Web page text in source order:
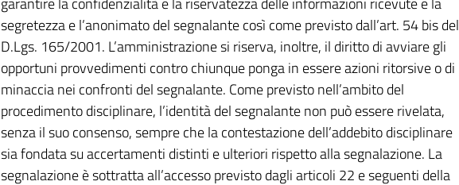
segretezza e l’anonimato del segnalante così come previsto dall’art. 54 bis del
D.Lgs. 165/2001. L’amministrazione si riserva, inoltre, il diritto di avviare gli
opportuni provvedimenti contro chiunque ponga in essere azioni ritorsive o di
minaccia nei confronti del segnalante. Come previsto nell’ambito del
procedimento disciplinare, l’identità del segnalante non può essere rivelata,
senza il suo consenso, sempre che la contestazione dell’addebito disciplinare
sia fondata su accertamenti distinti e ulteriori rispetto alla segnalazione. La
segnalazione è sottratta all’accesso previsto dagli articoli 22 e seguenti della